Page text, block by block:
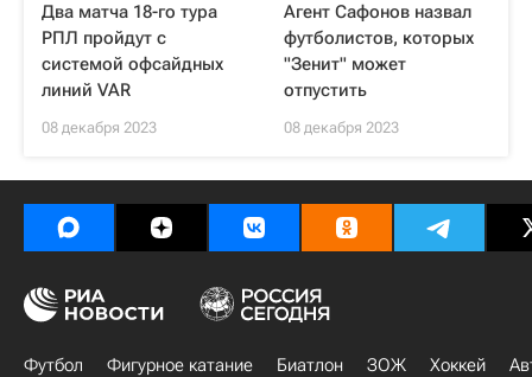
Два матча 18-го тура
РПЛ пройдут с
системой офсайдных
линий VAR
08 декабря 2023
Агент Сафонов назвал
футболистов, которых
"Зенит" может
отпустить
08 декабря 2023
Футбол Фигурное катание Биатлон ЗОЖ Хоккей